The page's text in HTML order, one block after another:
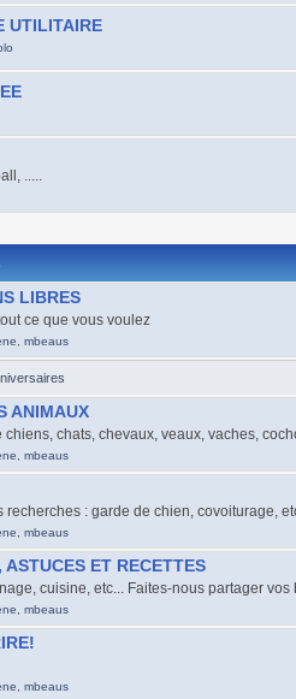
UTILITAIRE
.....
LIBRES
ce que vous voulez
, mbeaus
ANIMAUX
chiens, chats, chevaux, veaux, vaches,
, mbeaus
recherches : garde de chien, covoiturage,
, mbeaus
ASTUCES ET RECETTES
cuisine, etc... Faites-nous partager vos
, mbeaus
, mbeaus